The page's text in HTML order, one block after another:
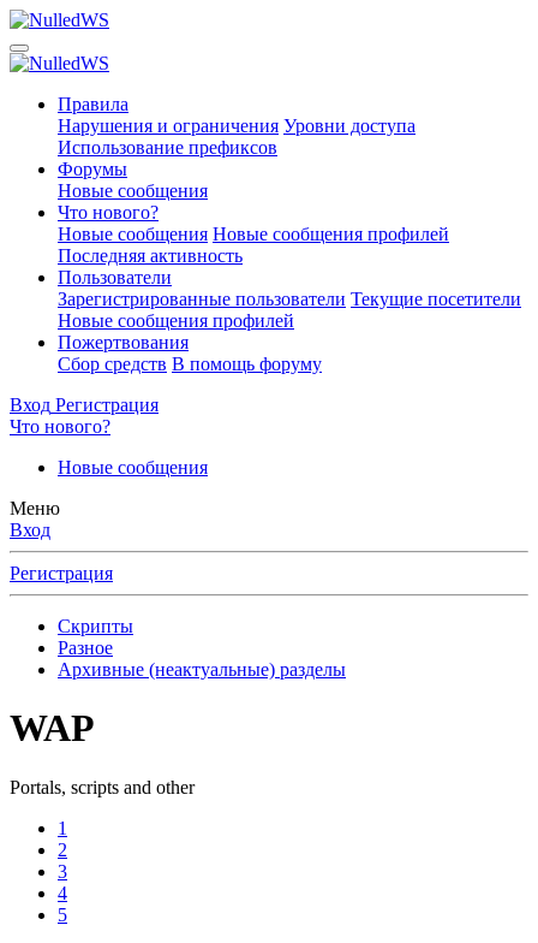
Правила
Нарушения и ограничения Уровни доступа
Использование префиксов
Форумы
Новые сообщения
Что нового?
Новые сообщения Новые сообщения профилей
Последняя активность
Пользователи
Зарегистрированные пользователи Текущие посетители
Новые сообщения профилей
Пожертвования
Сбор средств В помощь форуму
Вход Регистрация
Что нового?
Новые сообщения
Меню
Вход
Регистрация
Скрипты
Разное
Архивные (неактуальные) разделы
WAP
Portals, scripts and other
1
2
3
4
5